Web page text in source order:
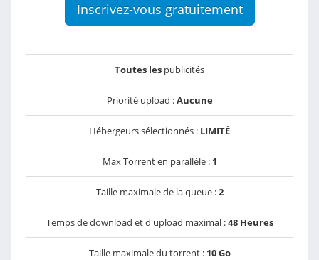
Inscrivez-vous gratuitement
Toutes les publicités
Priorité upload :Aucune
Hébergeurs sélectionnés : LIMITÉ
Max Torrent en parallèle : 1
Taille maximale de la queue :2
Temps de download et d'upload maximal :48 Heures
Taille maximale du torrent : 10 Go